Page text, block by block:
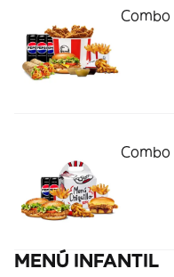
Combo
Combo
MENÚ INFANTIL